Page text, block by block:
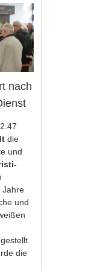
nach
die
und
Jahre
und
die